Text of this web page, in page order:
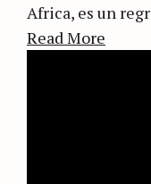
Africa, es un
Read More